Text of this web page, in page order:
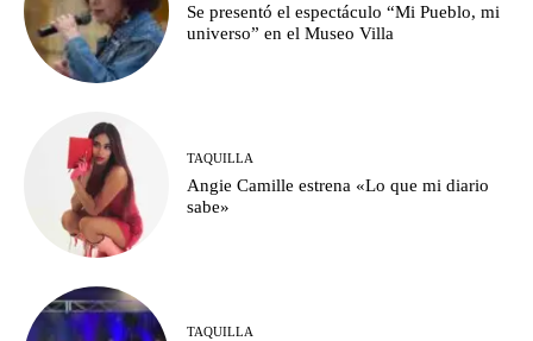
Se presentó el espectáculo “Mi Pueblo, mi
universo” en el Museo Villa
TAQUILLA
Angie Camille estrena «Lo que mi diario
sabe»
TAQUILLA